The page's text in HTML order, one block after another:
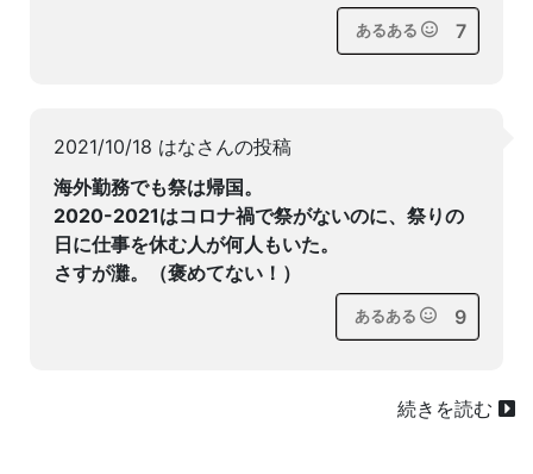
あるある 7
2021/10/18 はなさんの投稿
海外勤務でも祭は帰国。
2020-2021はコロナ禍で祭がないのに、祭りの
日に仕事を休む人が何人もいた。
さすが灘。（褒めてない！）
あるある 9
続きを読む